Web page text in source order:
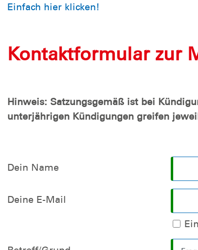
Einfach hier klicken!
Kontaktformular zur
Hinweis: Satzungsgemäß ist bei
unterjährigen Kündigungen greifen
Dein Name
Deine E-Mail